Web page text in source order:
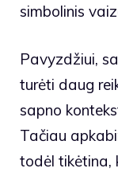
simbolinis
Pavyzdžiui,
turėti daug
sapno
Tačiau
todėl tikėtina,